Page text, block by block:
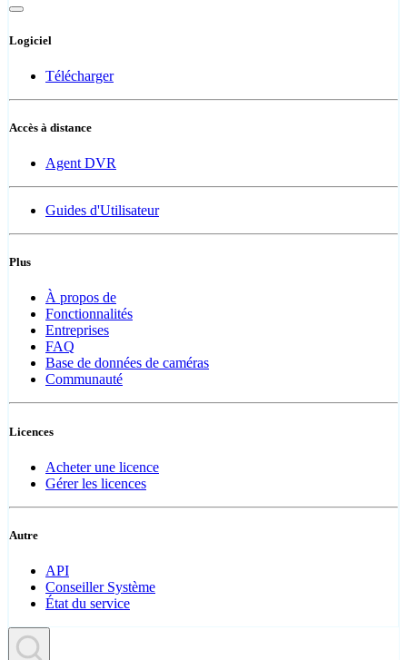
Logiciel
Télécharger
Accès à distance
Agent DVR
Guides d'Utilisateur
Plus
À propos de
Fonctionnalités
Entreprises
FAQ
Base de données de caméras
Communauté
Licences
Acheter une licence
Gérer les licences
Autre
API
Conseiller Système
État du service